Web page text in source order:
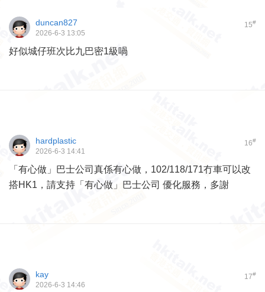
15#
duncan827
2026-6-3 13:05
好似城仔班次比九巴密1級喎
16#
hardplastic
2026-6-3 14:41
「有心做」巴士公司真係有心做，102/118/171冇車可以改
搭HK1，請支持「有心做」巴士公司 優化服務，多謝
17#
kay
2026-6-3 14:46